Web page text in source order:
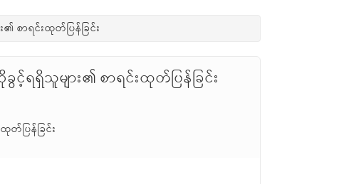
စာရင်းထုတ်ပြန်ခြင်း
ရရှိသူများ၏ စာရင်းထုတ်ပြန်ခြင်း
ပြန်ခြင်း